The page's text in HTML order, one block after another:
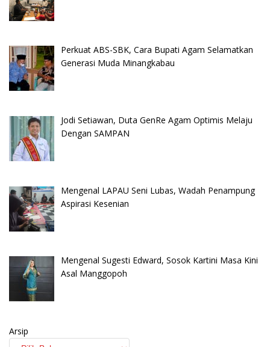
Perkuat ABS-SBK, Cara Bupati Agam Selamatkan
Generasi Muda Minangkabau
Jodi Setiawan, Duta GenRe Agam Optimis Melaju
Dengan SAMPAN
Mengenal LAPAU Seni Lubas, Wadah Penampung
Aspirasi Kesenian
Mengenal Sugesti Edward, Sosok Kartini Masa Kini
Asal Manggopoh
Arsip